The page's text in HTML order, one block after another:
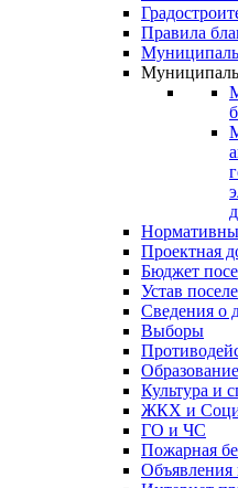
Правила
Проектная
Бюджет
Устав
Сведения о
Выборы
Культура и
ЖКХ и
ГО и ЧС
Пожарная
Объявления